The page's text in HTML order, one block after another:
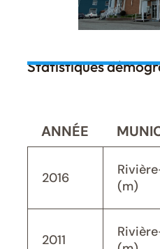
Statistiques
ANNÉE
2016
(m)
2011